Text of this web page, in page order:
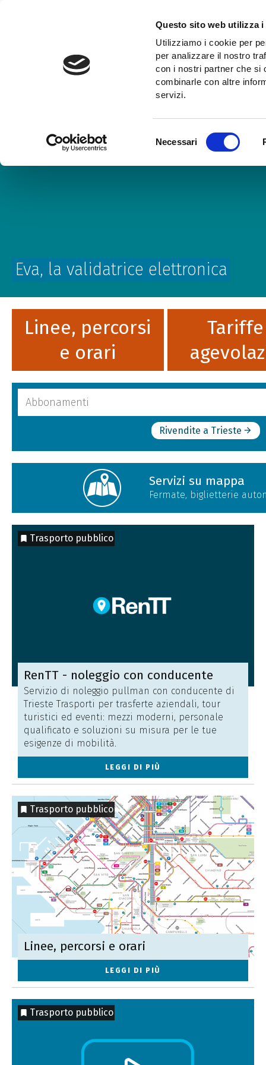
Questo sito web utilizza i
Utilizziamo i cookie per
per analizzare il nostro
con i nostri partner che si
combinarle con altre
servizi.
del
Necessari
Eva, la validatrice elettronica
Linee, percorsi
e orari
Cerca
Rivendite a Trieste arrow_forward
Servizi su mappa
Fermate, biglietterie
Trasporto pubblico
RenTT - noleggio con conducente
Servizio di noleggio pullman con conducente di
Trieste Trasporti per trasferte aziendali, tour
turistici ed eventi: mezzi moderni, personale
qualificato e soluzioni su misura per le tue
esigenze di mobilità.
LEGGI DI PIÙ
Trasporto pubblico
Linee, percorsi e orari
LEGGI DI PIÙ
Trasporto pubblico